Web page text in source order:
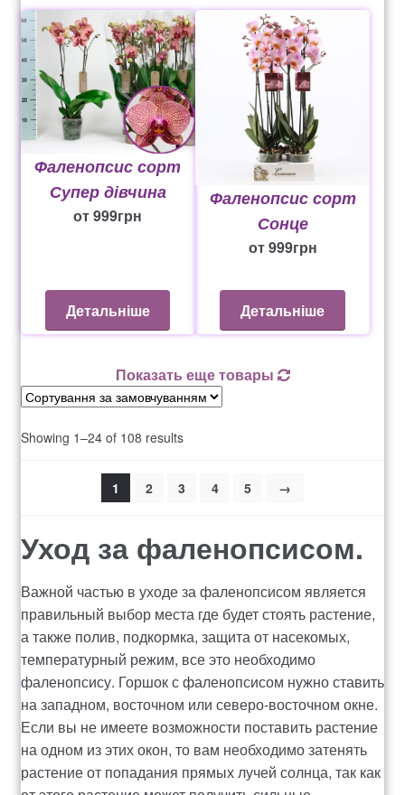
Фаленопсис сорт
Супер дівчина
от999грн
Детальніше
Фаленопсис сорт
Сонце
от999грн
Детальніше
Показать еще товары
Showing 1–24 of 108 results
1 2 3 4 5 →
Уход за фаленопсисом.
Важной частью в уходе за фаленопсисом является
правильный выбор места где будет стоять растение,
а также полив, подкормка, защита от насекомых,
температурный режим, все это необходимо
фаленопсису. Горшок с фаленопсисом нужно ставить
на западном, восточном или северо-восточном окне.
Если вы не имеете возможности поставить растение
на одном из этих окон, то вам необходимо затенять
растение от попадания прямых лучей солнца, так как